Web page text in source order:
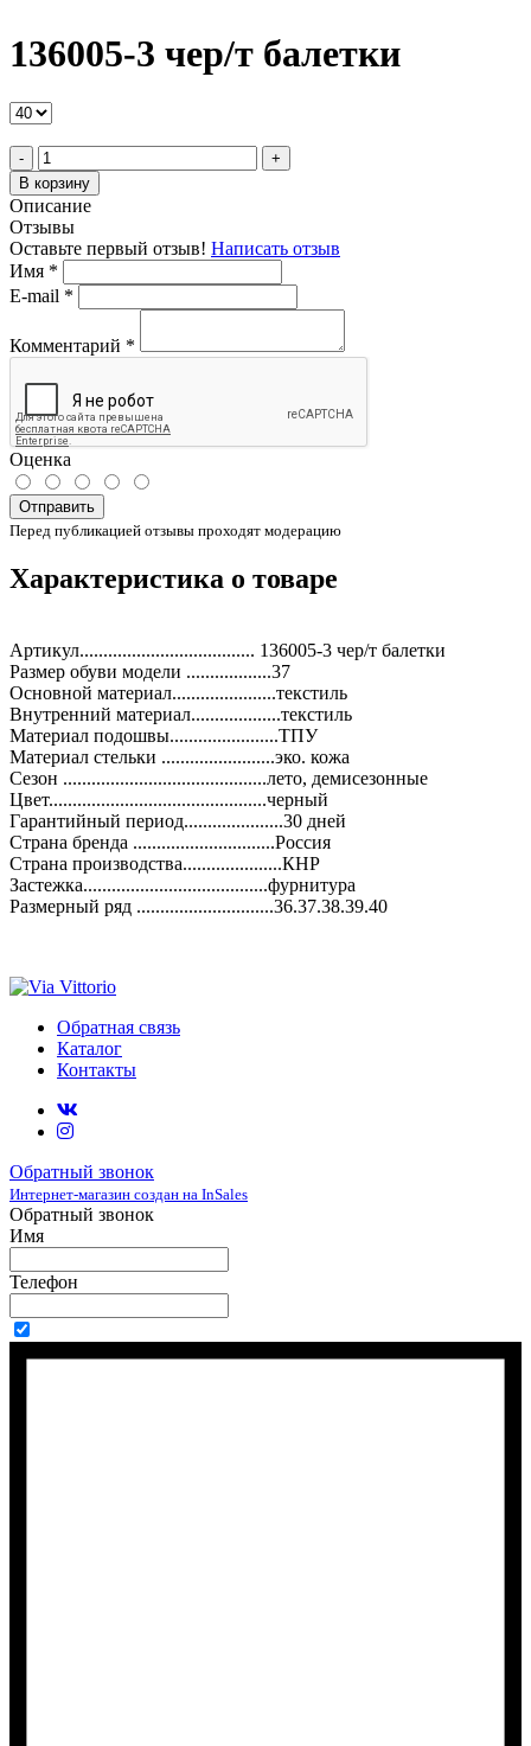
136005-3 чер/т балетки
-
+
В корзину
Описание
Отзывы
Оставьте первый отзыв! Написать отзыв
Имя *
E-mail *
Комментарий *
Оценка
Отправить
Перед публикацией отзывы проходят модерацию
Характеристика о товаре
Артикул..................................... 136005-3 чер/т балетки
Размер обуви модели ..................37
Основной материал......................текстиль
Внутренний материал...................текстиль
Материал подошвы.......................ТПУ
Материал стельки ........................эко. кожа
Сезон ...........................................лето, демисезонные
Цвет..............................................черный
Гарантийный период.....................30 дней
Страна бренда ..............................Россия
Страна производства.....................КНР
Застежка.......................................фурнитура
Размерный ряд .............................36.37.38.39.40
Обратная связь
Каталог
Контакты
Обратный звонок
Интернет-магазин создан на InSales
Обратный звонок
Имя
Телефон